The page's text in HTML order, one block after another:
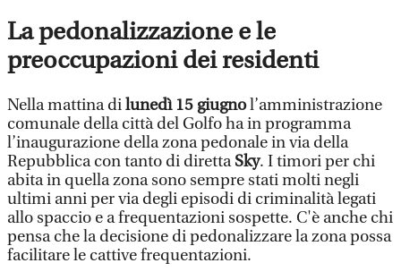
La pedonalizzazione e le
preoccupazioni dei residenti
Nella mattina dilunedì 15 giugnol’amministrazione
comunale della città del Golfo ha in programma
l’inaugurazione della zona pedonale in via della
Repubblica con tanto di direttaSky. I timori per chi
abita in quella zona sono sempre stati molti negli
ultimi anni per via degli episodi di criminalità legati
allo spaccio e a frequentazioni sospette. C'è anche chi
pensa che la decisione di pedonalizzare la zona possa
facilitare le cattive frequentazioni.